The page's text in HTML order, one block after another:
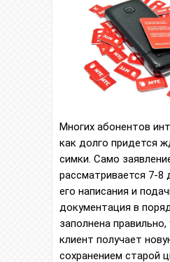
Многих абонентов
как долго придется
симки. Само
рассматривается 7-8
его написания и
документация в
заполнена
клиент получает
сохранением старой